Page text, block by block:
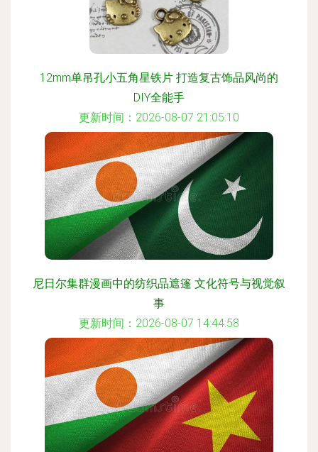
12mm单吊孔小五角星铁片 打造复古饰品风尚的
DIY全能手
更新时间：2026-08-07 21:05:10
尼日尔集群漫画中的纺织品遮篷 文化符号与视觉叙
事
更新时间：2026-08-07 14:44:58